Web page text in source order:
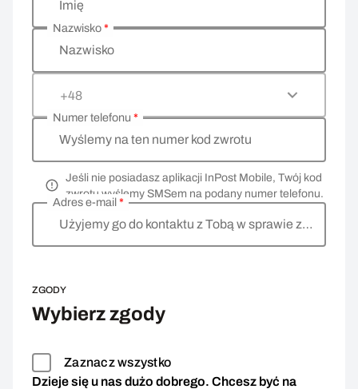
Imię
Nazwisko
Nazwisko*
+48
Wyślemy na ten numer kod zwrotu
Numer telefonu *
Jeśli nie posiadasz aplikacji InPost Mobile, Twój kod
zwrotu wyślemy SMSem na podany numer telefonu.
Użyjemy go do kontaktu z Tobą w sprawie zwrotu
Adres e-mail *
ZGODY
Wybierz zgody
Zaznacz wszystko
Dzieje się u nas dużo dobrego. Chcesz być na